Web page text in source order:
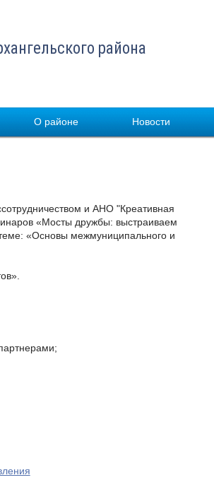
района
О районе Новости
и АНО "Креативная
«Мосты дружбы: выстраиваем
«Основы межмуниципального и